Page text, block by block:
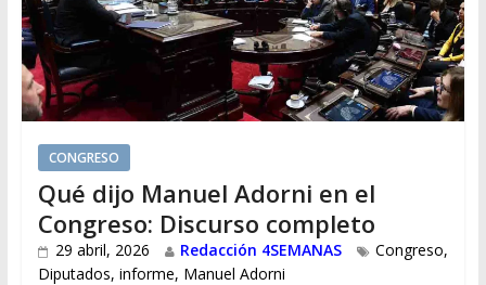
CONGRESO
Qué dijo Manuel Adorni en el
Congreso: Discurso completo
29 abril, 2026 Redacción 4SEMANAS Congreso,
Diputados, informe, Manuel Adorni